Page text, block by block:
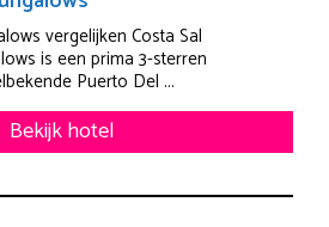
vergelijken Costa Sal
is een prima 3-sterren
Puerto Del ...
Bekijk hotel